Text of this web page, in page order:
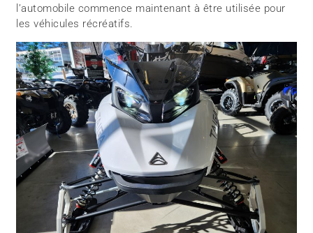
l’automobile commence maintenant à être utilisée pour
les véhicules récréatifs.